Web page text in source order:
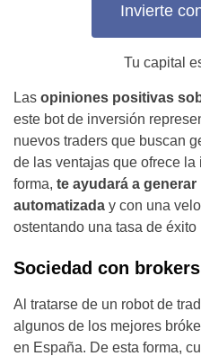
Invierte
Tu capital
Las opiniones positivas
este bot de inversión
nuevos traders que buscan
de las ventajas que ofrece
forma, te ayudará a
automatizada y con una
ostentando una tasa de
Sociedad con
Al tratarse de un robot de
algunos de los mejores
en España. De esta forma,